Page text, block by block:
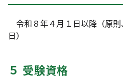
令和８年４月１日以降（原
日）
５ 受験資格